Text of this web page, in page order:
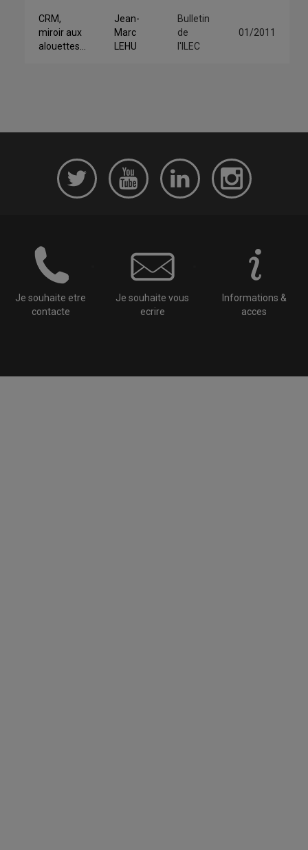
CRM,
miroir aux
alouettes…
Jean-
Marc
LEHU
Bulletin
de
l'ILEC
01/2011
Je souhaite etre
contacte
Je souhaite vous
ecrire
Informations &
acces